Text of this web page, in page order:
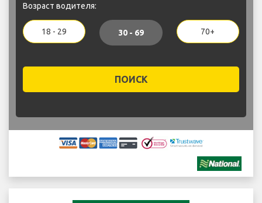
Возраст водителя:
18 - 29 30 - 69 70+
ПОИСК